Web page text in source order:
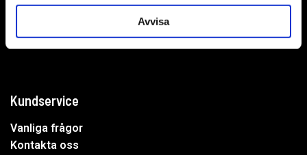
Avvisa
Eller ring oss:019-20 73 30
Kundservice
Vanliga frågor
Kontakta oss